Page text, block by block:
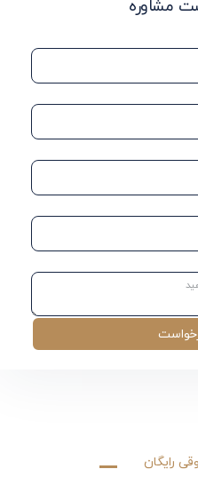
مشاوره
رایگان